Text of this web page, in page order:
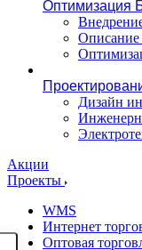
Оптимизация
Описание
Дизайн
Акции
Проекты
WMS
Интернет
Оптовая